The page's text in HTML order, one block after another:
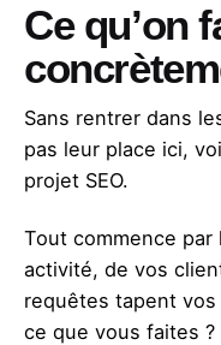
Ce qu’on
Sans rentrer dans
pas leur place ici,
projet SEO.
Tout commence
activité, de vos
requêtes tapent
ce que vous faites